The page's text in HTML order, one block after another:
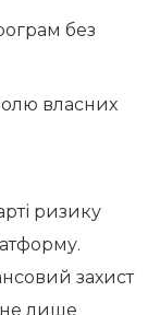
без
власних
ризику
захист
не лише